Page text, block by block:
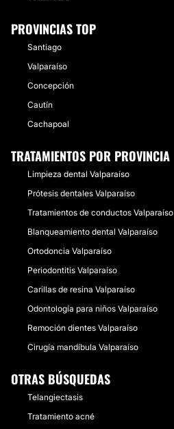
PROVINCIAS TOP
Santiago
Valparaíso
Concepción
Cautín
Cachapoal
TRATAMIENTOS POR PROVINCIA
Limpieza dental Valparaíso
Prótesis dentales Valparaíso
Tratamientos de conductos Valparaíso
Blanqueamiento dental Valparaíso
Ortodoncia Valparaíso
Periodontitis Valparaíso
Carillas de resina Valparaíso
Odontología para niños Valparaíso
Remoción dientes Valparaíso
Cirugía mandíbula Valparaíso
OTRAS BÚSQUEDAS
Telangiectasis
Tratamiento acné